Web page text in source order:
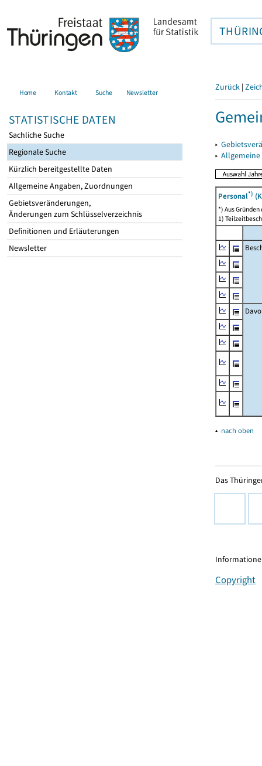
Home Kontakt Suche Newsletter
STATISTISCHE DATEN
Sachliche Suche
Regionale Suche
Kürzlich bereitgestellte Daten
Allgemeine Angaben, Zuordnungen
Gebietsveränderungen,
Änderungen zum Schlüsselverzeichnis
Definitionen und Erläuterungen
Newsletter
Zurück |
▸
▸
Personal*)
*) Aus
1)
▴ nach oben
Das
Copyright